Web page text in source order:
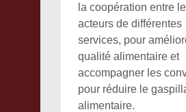
la coopération entre
acteurs de différentes
services, pour
qualité alimentaire et
accompagner les
pour réduire le
alimentaire.